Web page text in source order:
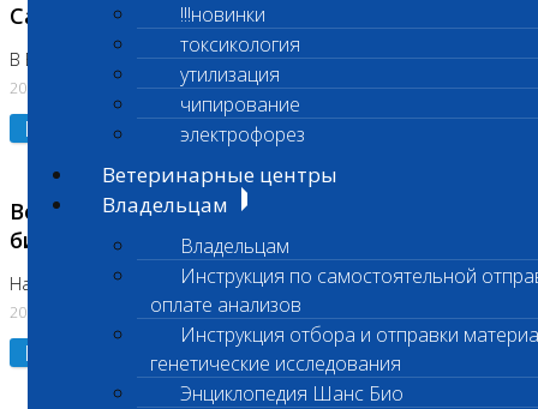
!!!новинки
токсикология
утилизация
чипирование
электрофорез
Ветеринарные центры
Владельцам
Владельцам
Инструкция по самостоятельной
оплате анализов
Инструкция отбора и отправки
генетические исследования
Энциклопедия Шанс Био
Санитарный день
В Бутово 21.07.2026
20.07.2026
Подробнее
Возобновлено выполнение срочных
биохимических исследований
На Нагорной
20.07.2026
Подробнее